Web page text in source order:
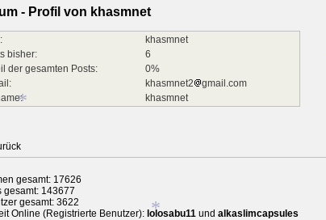
- Profil von khasmnet
khasmnet
bisher:
6
der gesamten Posts:
0%
khasmnet2
gmail.com
khasmnet
gesamt: 17626
gesamt: 143677
gesamt: 3622
Online (Registrierte Benutzer): lolosabu11 und alkaslimcapsules